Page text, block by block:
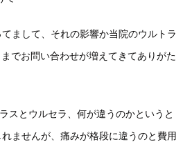
まして、それの影響か当院のウルトラ
でお問い合わせが増えてきてありがた
スとウルセラ、何が違うのかというと
ませんが、痛みが格段に違うのと費用